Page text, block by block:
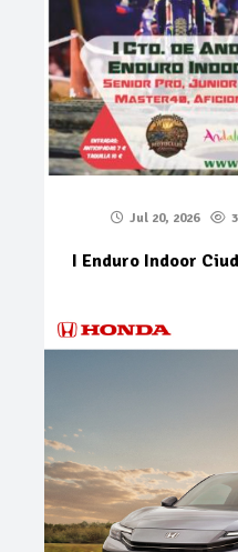
Jul 20, 2026
I Enduro Indoor